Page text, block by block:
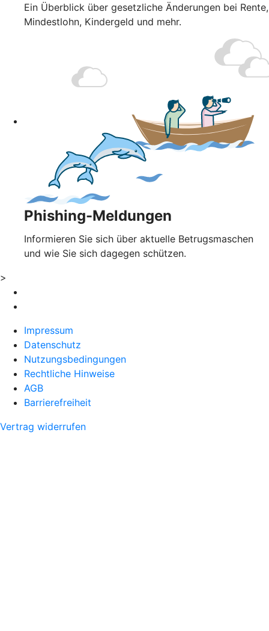
Ein Überblick über gesetzliche Änderungen bei Rente,
Mindestlohn, Kindergeld und mehr.
Phishing-Meldungen
Informieren Sie sich über aktuelle Betrugsmaschen
und wie Sie sich dagegen schützen.
>
Impressum
Datenschutz
Nutzungsbedingungen
Rechtliche Hinweise
AGB
Barrierefreiheit
Vertrag widerrufen